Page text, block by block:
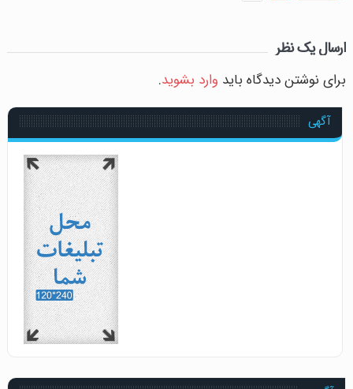
ارسال یک نظر
برای نوشتن دیدگاه باید وارد بشوید.
آگهی